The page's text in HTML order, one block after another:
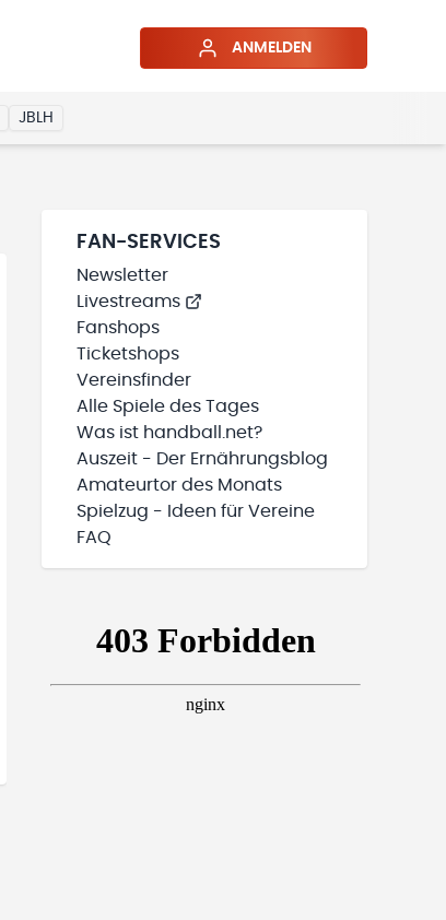
ANMELDEN
JBLH
FAN-SERVICES
Newsletter
Livestreams
Fanshops
Ticketshops
Vereinsfinder
Alle Spiele des Tages
Was ist handball.net?
Auszeit - Der Ernährungsblog
Amateurtor des Monats
Spielzug - Ideen für Vereine
FAQ